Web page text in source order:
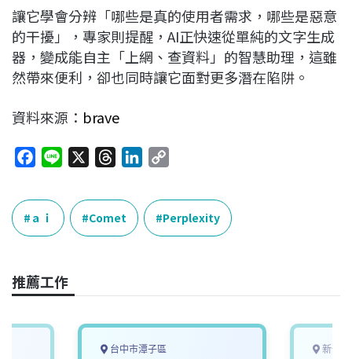
讓它學會分辨「哪些是真的使用者需求，哪些是惡意
的干擾」，專家則提醒，AI正快速從單純的文字生成
器，變成能自主「上網、查資料」的智慧助理，這雖
然帶來便利，卻也同時讓它面對更多潛在陷阱。
資料來源： brave
c
e
b
o
k
e
r
e
a
k
n
p
y
L
k
ａｉ Comet Perplexity
推薦工作
台中市潭子區 新竹